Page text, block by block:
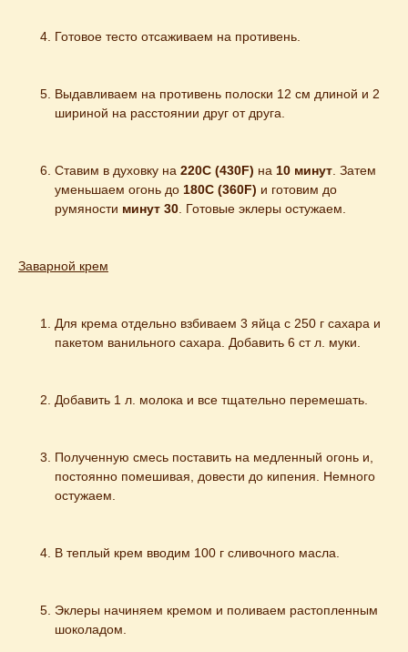
Готовое тесто отсаживаем на противень.
Выдавливаем на противень полоски 12 см длиной и 2
шириной на расстоянии друг от друга.
Ставим в духовку на 220С (430F) на 10 минут . Затем
уменьшаем огонь до 180С (360F) и готовим до
румяности минут 30 . Готовые эклеры остужаем.
Заварной крем
Для крема отдельно взбиваем 3 яйца с 250 г сахара и
пакетом ванильного сахара. Добавить 6 ст л. муки.
Добавить 1 л. молока и все тщательно перемешать.
Полученную смесь поставить на медленный огонь и,
постоянно помешивая, довести до кипения. Немного
остужаем.
В теплый крем вводим 100 г сливочного масла.
Эклеры начиняем кремом и поливаем растопленным
шоколадом.